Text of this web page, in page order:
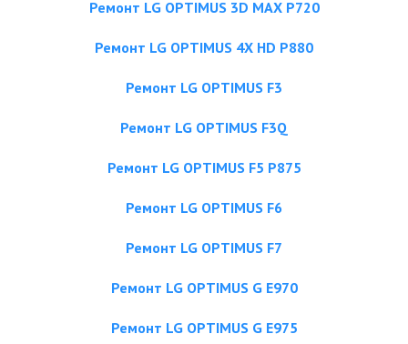
Ремонт LG OPTIMUS 3D MAX P720
Ремонт LG OPTIMUS 4X HD P880
Ремонт LG OPTIMUS F3
Ремонт LG OPTIMUS F3Q
Ремонт LG OPTIMUS F5 P875
Ремонт LG OPTIMUS F6
Ремонт LG OPTIMUS F7
Ремонт LG OPTIMUS G E970
Ремонт LG OPTIMUS G E975